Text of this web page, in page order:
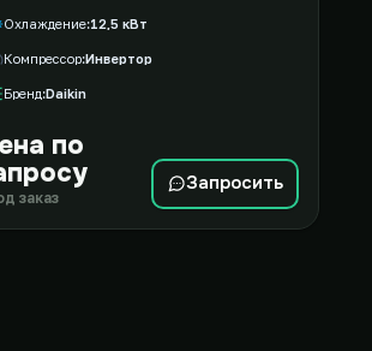
Охлаждение 12,5 кВт
Компрессор Инвертор
Бренд Daikin
по
заказ
Запросить